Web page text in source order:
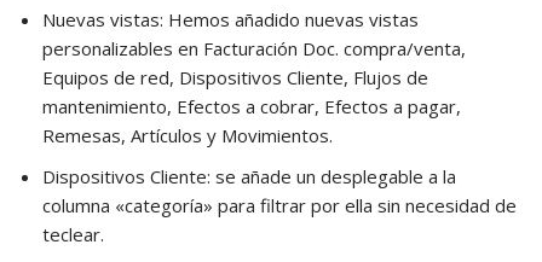
Nuevas vistas: Hemos añadido nuevas vistas
personalizables en Facturación Doc. compra/venta,
Equipos de red, Dispositivos Cliente, Flujos de
mantenimiento, Efectos a cobrar, Efectos a pagar,
Remesas, Artículos y Movimientos.
Dispositivos Cliente: se añade un desplegable a la
columna «categoría» para filtrar por ella sin necesidad de
teclear.